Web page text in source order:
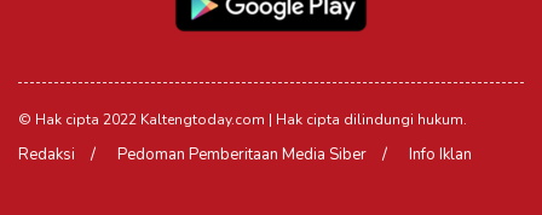
© Hak cipta 2022 Kaltengtoday.com | Hak cipta dilindungi hukum.
Redaksi Pedoman Pemberitaan Media Siber Info Iklan